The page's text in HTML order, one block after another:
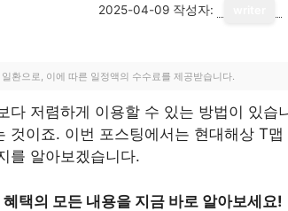
2025-04-09 작성자:
환으로, 이에 따른 일정액의 수수료를 제공받습니다.
다 저렴하게 이용할 수 있는 방법이 있습
것이죠. 이번 포스팅에서는 현대해상 T
를 알아보겠습니다.
택의 모든 내용을 지금 바로 알아보세요!